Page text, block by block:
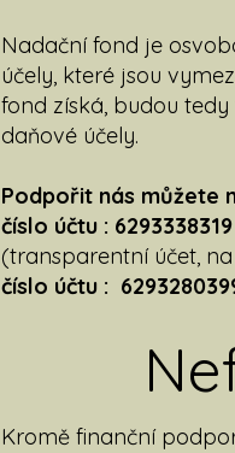
Nadační fond je
účely, které jsou
fond získá, budou
daňové účely.
Podpořit nás můžete
číslo účtu :
(transparentní účet,
číslo účtu :
Kromě finanční